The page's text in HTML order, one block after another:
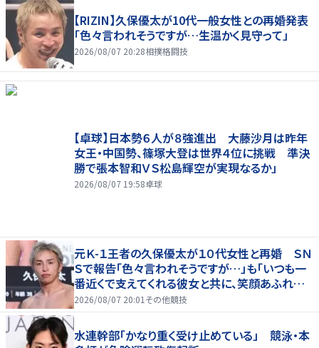
【RIZIN】久保優太が10代一般女性との再婚発表
「色々言われそうですが…生温かく見守って」
2026/08/07 20:28相撲格闘技
【卓球】日本勢６人が８強進出 大藤沙月は昨年
女王・中国勢、篠塚大登は世界４位に挑戦 準決
勝で張本智和ＶＳ松島輝空が実現なるか」
2026/08/07 19:58卓球
元Ｋ-１王者の久保優太が１０代女性と再婚 ＳＮ
Ｓで報告「色々言われそうですが…」も「いつも一
番近くで支えてくれる彼女と共に、笑顔あふれる
家庭を築いていきたい」
2026/08/07 20:01 その他競技
水連幹部「かなり重く受け止めている」 競泳・本